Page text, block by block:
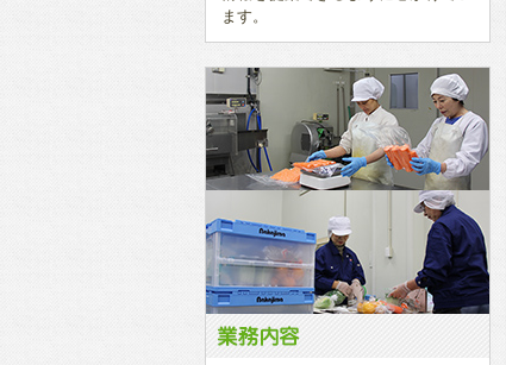
ます。